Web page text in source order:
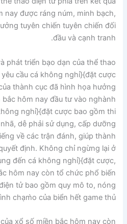
nay được ráng núm, minh bạch,
tuyên chiến tuyên chiến đối
đầu và cạnh tranh.
phát triển bạo dạn của thể thao
cầu cá không nghỉ}{đặt cược
thành cục đã hình họa hưởng
bắc hôm nay đầu tư vào nghành
nghỉ}{đặt cược bao gồm thi
dễ phải sử dụng, cấp dưỡng
về các trận đánh, giúp thành
định. Không chỉ ngừng lại ở
đến cá không nghỉ}{đặt cược,
hôm nay còn tổ chức phổ biến
tử bao gồm quy mô to, nóng
chạm̀o của biển hết game thủ.
xổ số miền bắc hôm nay còn